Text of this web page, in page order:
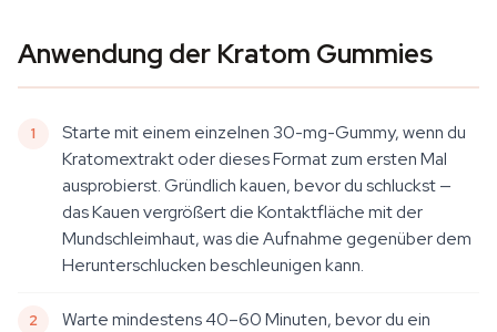
Anwendung der Kratom Gummies
Starte mit einem einzelnen 30-mg-Gummy, wenn du
Kratomextrakt oder dieses Format zum ersten Mal
ausprobierst. Gründlich kauen, bevor du schluckst —
das Kauen vergrößert die Kontaktfläche mit der
Mundschleimhaut, was die Aufnahme gegenüber dem
Herunterschlucken beschleunigen kann.
Warte mindestens 40–60 Minuten, bevor du ein